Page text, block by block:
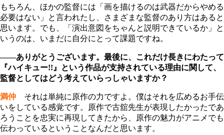
もちろん、ほかの監督には「画を描けるのは武器だからやめる
必要はない」と言われたし、さまざまな監督のあり方はあると
思います。でも、「演出意図をちゃんと説明できているか」と
いうのは、いまだに自分にとって課題ですね。
――ありがとうございます。最後に、これだけ長きにわたって
『ハイキュー!!』という作品が支持されている理由に関して、
監督としてはどう考えていらっしゃいますか？
満仲
それは単純に原作の力ですよ。僕はそれを広めるお手伝
いをしている感覚です。原作で古舘先生が表現したかったであ
ろうことを忠実に再現してきたから、原作の魅力がアニメでも
伝わっているということなんだと思います。